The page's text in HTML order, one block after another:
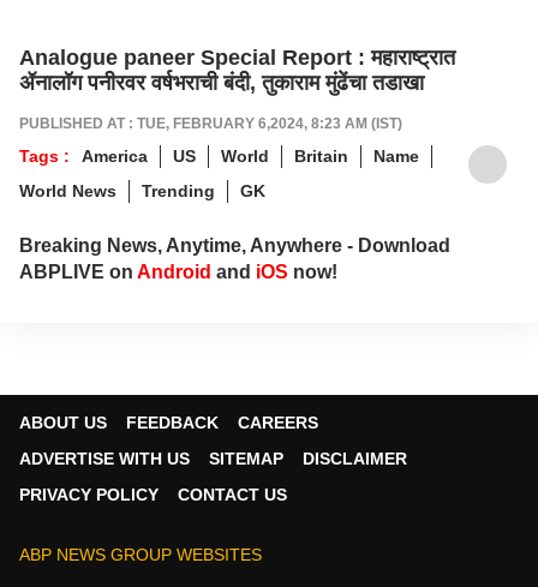
Analogue paneer Special Report : महाराष्ट्रात
ॲनालॉग पनीरवर वर्षभराची बंदी, तुकाराम मुंढेंचा तडाखा
PUBLISHED AT : TUE, FEBRUARY 6,2024, 8:23 AM (IST)
Tags : America US World Britain
Name
World News
Trending GK
Breaking News, Anytime, Anywhere - Download
ABPLIVE on Android and iOS now!
ABOUT US FEEDBACK
CAREERS
ADVERTISE WITH US
SITEMAP
DISCLAIMER
PRIVACY POLICY
CONTACT US
ABP NEWS GROUP WEBSITES